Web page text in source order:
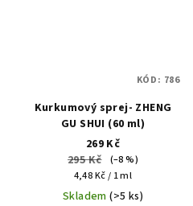
Kurkumový sprej- ZHENG
GU SHUI (60 ml)
269 Kč
295 Kč
(–8 %)
Měrná
cena:
4,48 Kč / 1 ml
Skladem(>5 ks)
KÓD: 786